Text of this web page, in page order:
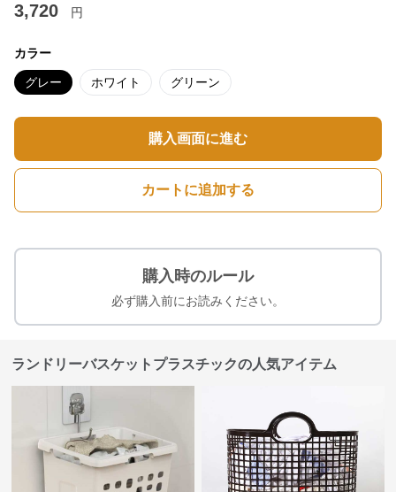
3,720 円
カラー
グレー ホワイト グリーン
購入画面に進む
カートに追加する
購入時のルール
必ず購入前にお読みください。
ランドリーバスケットプラスチックの人気アイテム